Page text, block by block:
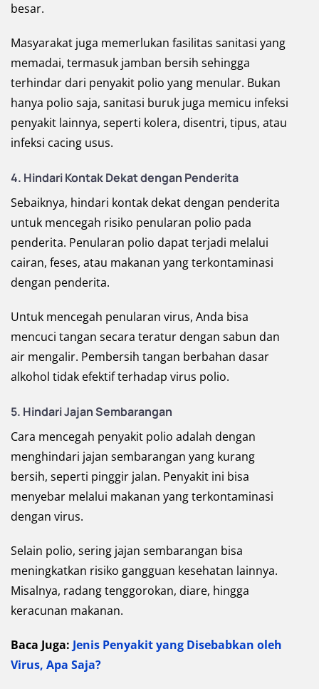
besar.
Masyarakat juga memerlukan fasilitas sanitasi yang
memadai, termasuk jamban bersih sehingga
terhindar dari penyakit polio yang menular. Bukan
hanya polio saja, sanitasi buruk juga memicu infeksi
penyakit lainnya, seperti kolera, disentri, tipus, atau
infeksi cacing usus.
4. Hindari Kontak Dekat dengan Penderita
Sebaiknya, hindari kontak dekat dengan penderita
untuk mencegah risiko penularan polio pada
penderita. Penularan polio dapat terjadi melalui
cairan, feses, atau makanan yang terkontaminasi
dengan penderita.
Untuk mencegah penularan virus, Anda bisa
mencuci tangan secara teratur dengan sabun dan
air mengalir. Pembersih tangan berbahan dasar
alkohol tidak efektif terhadap virus polio.
5. Hindari Jajan Sembarangan
Cara mencegah penyakit polio adalah dengan
menghindari jajan sembarangan yang kurang
bersih, seperti pinggir jalan. Penyakit ini bisa
menyebar melalui makanan yang terkontaminasi
dengan virus.
Selain polio, sering jajan sembarangan bisa
meningkatkan risiko gangguan kesehatan lainnya.
Misalnya, radang tenggorokan, diare, hingga
keracunan makanan.
Baca Juga: Jenis Penyakit yang Disebabkan oleh
Virus, Apa Saja?